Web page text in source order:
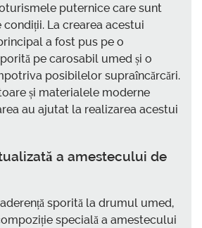
puternice care sunt
La crearea acestui
a fost pus pe o
pe carosabil umed și o
posibilelor supraîncărcări.
și materialele moderne
au ajutat la realizarea acestui
a amestecului de
sporită la drumul umed,
specială a amestecului